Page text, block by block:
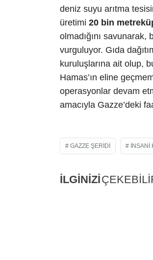
deniz suyu arıtma
üretimi 20 bin
olmadığını savunarak,
vurguluyor. Gıda
kuruluşlarına ait olup,
Hamas’ın eline
operasyonlar devam
amacıyla Gazze’deki
GAZZE ŞERIDI INSANI
İLGİNİZİ